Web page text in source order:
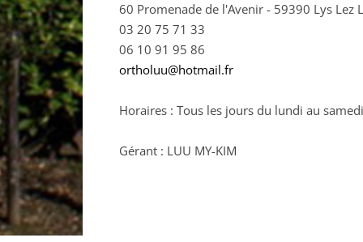
60 Promenade de l'Avenir - 59390 Lys Lez
03 20 75 71 33
06 10 91 95 86
ortholuu@hotmail.fr
Horaires : Tous les jours du lundi au samedi
Gérant : LUU MY-KIM